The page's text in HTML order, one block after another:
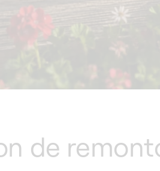
de